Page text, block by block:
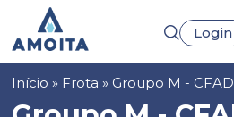
conteúdo
principal
Login
Navegação
estrutural
Início Frota Groupo M - CFAD